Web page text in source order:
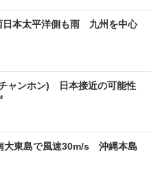
日本太平洋側も雨 九州を中心
ャンホン) 日本接近の可能性
大東島で風速30m/s 沖縄本島